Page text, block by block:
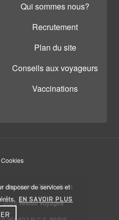
disposer de services et
EN SAVOIR PLUS
Qui sommes nous?
Recrutement
Plan du site
Conseils aux voyageurs
Vaccinations
2026 Veloso Voyages
des Halles, 75001, Paris
Cookies